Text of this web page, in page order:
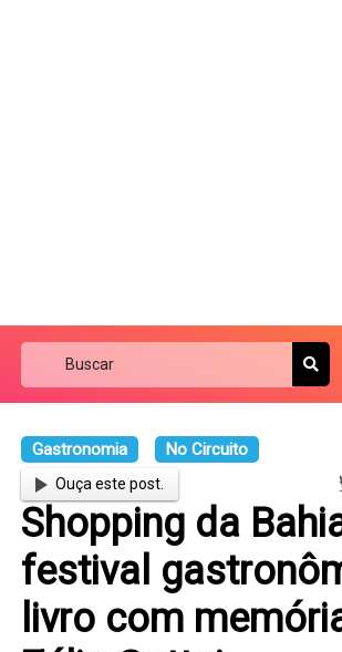
Gastronomia No Circuito
Ouça este post.
Shopping da
festival
livro com